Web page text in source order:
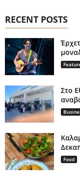
RECENT POSTS
Στο
Food